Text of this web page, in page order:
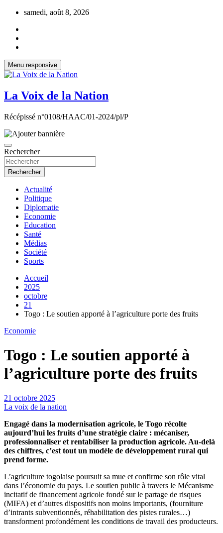
Aller
contenu
samedi, août 8, 2026
Menu responsive
La Voix de la Nation
Récépissé n°0108/HAAC/01-2024/pl/P
Rechercher
Rechercher
Actualité
Politique
Diplomatie
Economie
Education
Santé
Médias
Société
Sports
Accueil
2025
octobre
21
Togo : Le soutien apporté à l’agriculture porte des fruits
Economie
Togo : Le soutien apporté à
l’agriculture porte des fruits
21 octobre 2025
La voix de la nation
Engagé dans la modernisation agricole, le Togo récolte
aujourd’hui les fruits d’une stratégie claire : mécaniser,
professionnaliser et rentabiliser la production agricole. Au-delà
des chiffres, c’est tout un modèle de développement rural qui
prend forme.
L’agriculture togolaise poursuit sa mue et confirme son rôle vital
dans l’économie du pays. Le soutien public à travers le Mécanisme
incitatif de financement agricole fondé sur le partage de risques
(MIFA) et d’autres dispositifs non moins importants, (fourniture
d’intrants subventionnés, réhabilitation des pistes rurales…)
transforment profondément les conditions de travail des producteurs.